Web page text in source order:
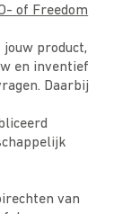
of Freedom
product,
en inventief
Daarbij
van